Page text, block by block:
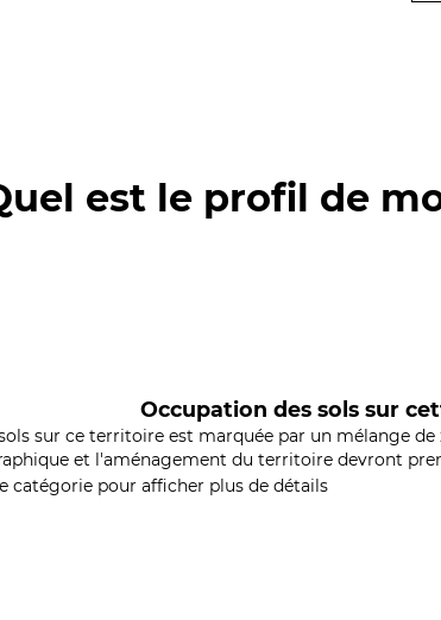
est le profil de
Occupation des sols sur
sur ce territoire est marquée par un mélange
et l'aménagement du territoire devront
catégorie pour afficher plus de détails